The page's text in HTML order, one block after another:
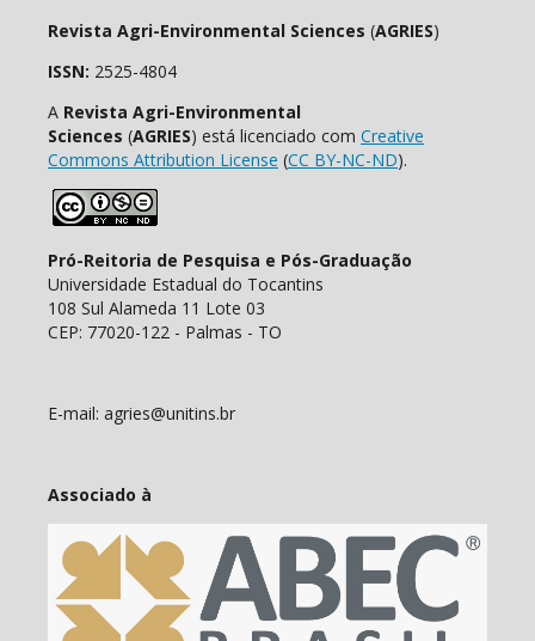
Revista Agri-Environmental Sciences (AGRIES)
ISSN: 2525-4804
A Revista Agri-Environmental
Sciences (AGRIES) está licenciado com Creative
Commons Attribution License (CC BY-NC-ND).
Pró-Reitoria de Pesquisa e Pós-Graduação
Universidade Estadual do Tocantins
108 Sul Alameda 11 Lote 03
CEP: 77020-122 - Palmas - TO
E-mail: agries@unitins.br
Associado à